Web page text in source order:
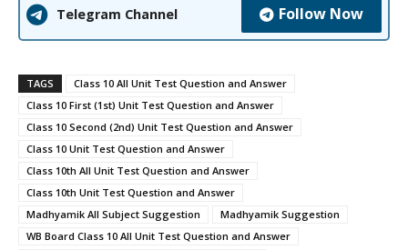
Telegram Channel Follow Now
TAGS
Class 10 All Unit Test Question and Answer
Class 10 First (1st) Unit Test Question and Answer
Class 10 Second (2nd) Unit Test Question and Answer
Class 10 Unit Test Question and Answer
Class 10th All Unit Test Question and Answer
Class 10th Unit Test Question and Answer
Madhyamik All Subject Suggestion
Madhyamik Suggestion
WB Board Class 10 All Unit Test Question and Answer